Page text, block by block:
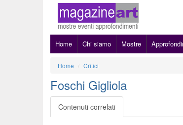
Home Chi siamo Mostre
Home Critici
Foschi Gigliola
Contenuti correlati